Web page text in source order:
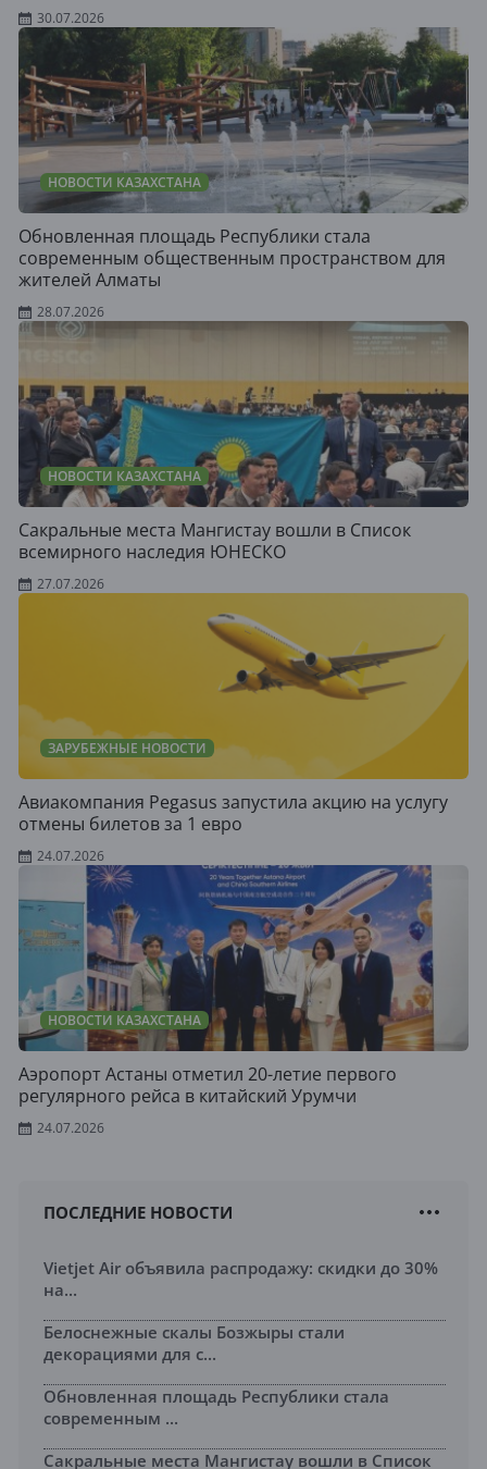
30.07.2026
НОВОСТИ КАЗАХСТАНА
Обновленная площадь Республики стала
современным общественным пространством для
жителей Алматы
28.07.2026
НОВОСТИ КАЗАХСТАНА
Сакральные места Мангистау вошли в Список
всемирного наследия ЮНЕСКО
27.07.2026
ЗАРУБЕЖНЫЕ НОВОСТИ
Авиакомпания Pegasus запустила акцию на услугу
отмены билетов за 1 евро
24.07.2026
НОВОСТИ КАЗАХСТАНА
Аэропорт Астаны отметил 20-летие первого
регулярного рейса в китайский Урумчи
24.07.2026
ПОСЛЕДНИЕ НОВОСТИ
Vietjet Air объявила распродажу: скидки до 30%
на...
Белоснежные скалы Бозжыры стали
декорациями для с...
Обновленная площадь Республики стала
современным ...
Сакральные места Мангистау вошли в Список